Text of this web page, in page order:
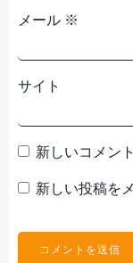
メール ※
サイト
新しいコメン
新しい投稿を